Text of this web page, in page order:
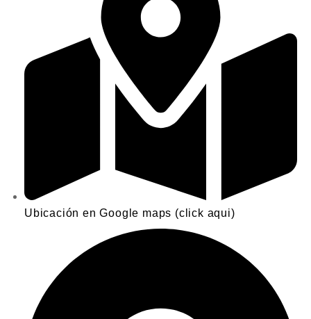
Ubicación en Google maps (click aqui)